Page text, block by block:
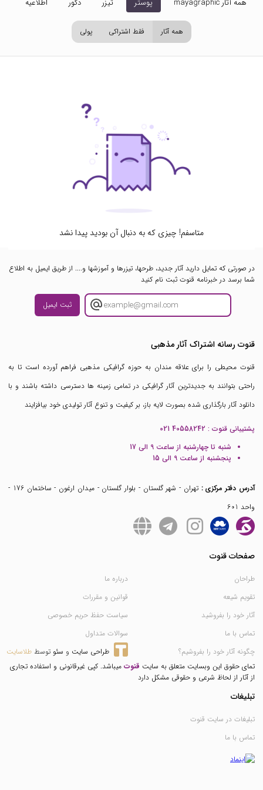
همه آثار mayagraphic پوستر تیزر دکور اطلاعیه
همه آثار فقط اشتراکی پولی
متاسفم! چیزی که به دنبال آن بودید پیدا نشد
در صورتی که تمایل دارید آثار جدید، طرحها، تیزرها و آموزشها و.... از طریق ایمیل به اطلاع
شما برسد در خبرنامه قنوت ثبت نام کنید
ثبت ایمیل
قنوت رسانه اشتراک آثار مذهبی
قنوت محیطی را برای علاقه مندان به حوزه گرافیکی مذهبی فراهم آورده است تا به
راحتی بتوانند به جدیدترین آثار گرافیکی در تمامی زمینه ها دسترسی داشته باشند و با
دانلود آثار بارگذاری شده بصورت لایه باز، بر کیفیت و تنوع آثار تولیدی خود بیافزایند
پشتیبانی قنوت : 021 40558242
شنبه تا چهارشنبه از ساعت 9 الی 17
پنجشنبه از ساعت 9 الی 15
آدرس دفتر مرکزی :
تهران - شهر گلستان - بلوار گلستان - میدان ارغون - ساختمان 176 -
واحد 601
صفحات قنوت
طراحان
تقویم شیعه
آثار خود را بفروشید
تماس با ما
چگونه آثار خود را بفروشیم؟
درباره ما
قوانین و مقررات
سیاست حفظ حریم خصوصی
سوالات متداول
طراحی سایت و سئو توسط طلاسایت
تمای حقوق این وبسایت متعلق به سایت قنوت میباشد. کپی غیرقانونی و استفاده تجاری
از آثار از لحاظ شرعی و حقوقی مشکل دارد
تبلیغات
تبلیغات در سایت قنوت
تماس با ما